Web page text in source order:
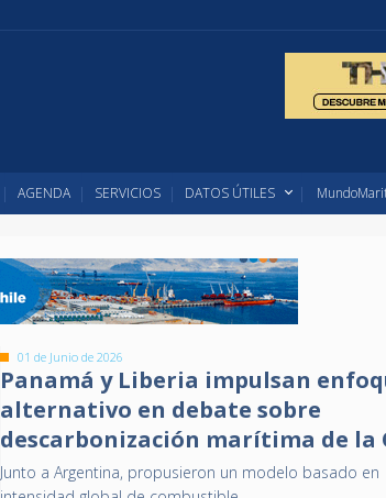
AGENDA SERVICIOS DATOS ÚTILES
01 de Junio de 2026
Panamá y Liberia impulsan
alternativo en debate sobre
descarbonización marítima de la
Junto a Argentina, propusieron un modelo basado en